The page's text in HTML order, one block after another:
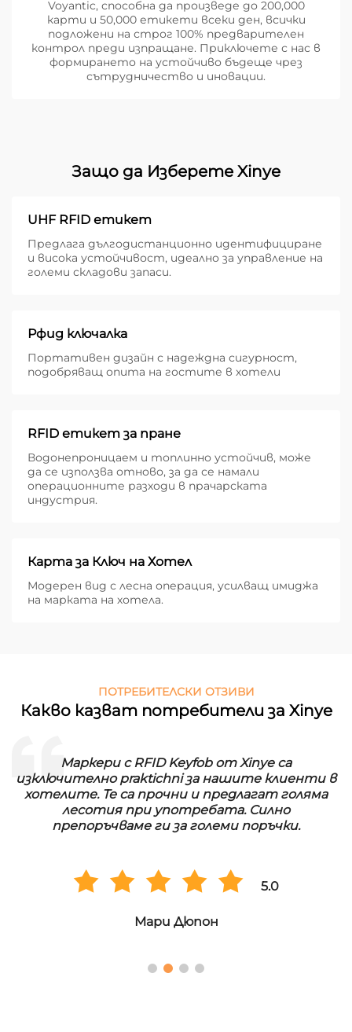
Voyantic, способна да произведе до 200,000
карти и 50,000 етикети всеки ден, всички
подложени на строг 100% предварителен
контрол преди изпращане. Приключете с нас в
формирането на устойчиво бъдеще чрез
сътрудничество и иновации.
Защо да Изберете Xinye
UHF RFID етикет
Предлага дългодистанционно идентифициране
и висока устойчивост, идеално за управление на
големи складови запаси.
Рфид ключалка
Портативен дизайн с надеждна сигурност,
подобряващ опита на гостите в хотели
RFID етикет за пране
Водонепроницаем и топлинно устойчив, може
да се използва отново, за да се намали
операционните разходи в прачарската
индустрия.
Карта за Ключ на Хотел
Модерен вид с лесна операция, усилващ имиджа
на марката на хотела.
ПОТРЕБИТЕЛСКИ ОТЗИВИ
Какво казват потребители за Xinye
Маркери с RFID Keyfob от Xinye са
изключително praktichni за нашите клиенти в
хотелите. Те са прочни и предлагат голяма
лесотия при употребата. Силно
препоръчваме ги за големи поръчки.
5.0
Мари Дюпон